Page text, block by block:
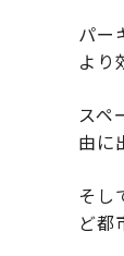
パー
より
スペ
由に
そし
ど都